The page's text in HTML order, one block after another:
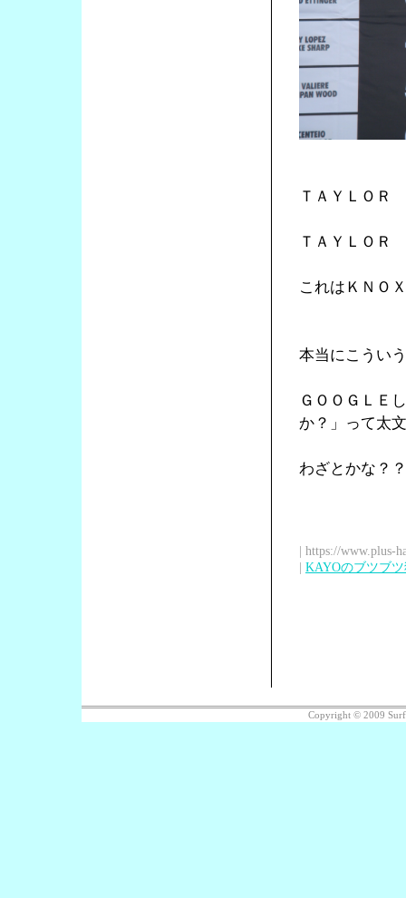
ＴＡＹＬＯＲ
ＴＡＹＬＯＲ
これはＫＮＯ
本当にこうい
ＧＯＯＧＬＥ
か？」って太
わざとかな？？
| https://www.plus-
| KAYOのブツブ
Copyright © 2009